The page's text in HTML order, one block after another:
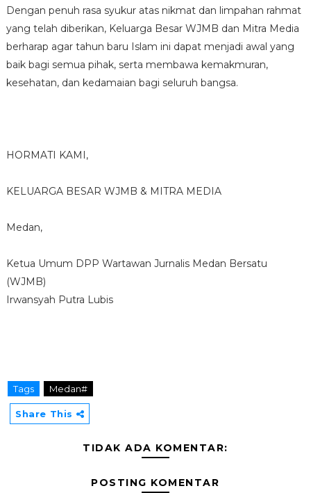
Dengan penuh rasa syukur atas nikmat dan limpahan rahmat
yang telah diberikan, Keluarga Besar WJMB dan Mitra Media
berharap agar tahun baru Islam ini dapat menjadi awal yang
baik bagi semua pihak, serta membawa kemakmuran,
kesehatan, dan kedamaian bagi seluruh bangsa.
HORMATI KAMI,
KELUARGA BESAR WJMB & MITRA MEDIA
Medan,
Ketua Umum DPP Wartawan Jurnalis Medan Bersatu
(WJMB)
Irwansyah Putra Lubis
Tags Medan#
Share This
TIDAK ADA KOMENTAR:
POSTING KOMENTAR